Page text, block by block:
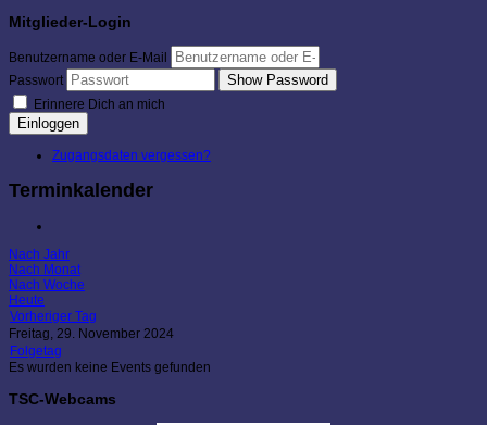
Mitglieder-Login
Benutzername oder E-Mail
Passwort
Show Password
Erinnere Dich an mich
Einloggen
Zugangsdaten vergessen?
Terminkalender
Nach Jahr
Nach Monat
Nach Woche
Heute
Vorheriger Tag
Freitag, 29. November 2024
Folgetag
Es wurden keine Events gefunden
TSC-Webcams